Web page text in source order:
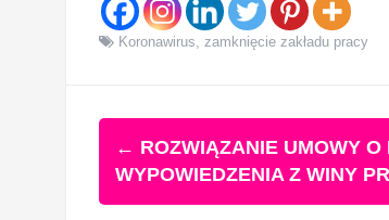
Koronawirus zamknięcie zakładu pracy
Zobacz
wpisy
← ROZWIĄZANIE UMOWY O
WYPOWIEDZENIA Z WINY